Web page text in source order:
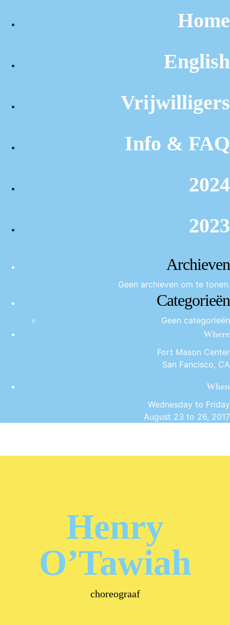
Home
English
Vrijwilligers
Info & FAQ
2024
2023
Archieven
Geen archieven om te tonen.
Categorieën
Geen categorieën
Where
Fort Mason Center
San Fancisco, CA
When
Wednesday to Friday
August 23 to 26, 2017
Henry
O’Tawiah
choreograaf